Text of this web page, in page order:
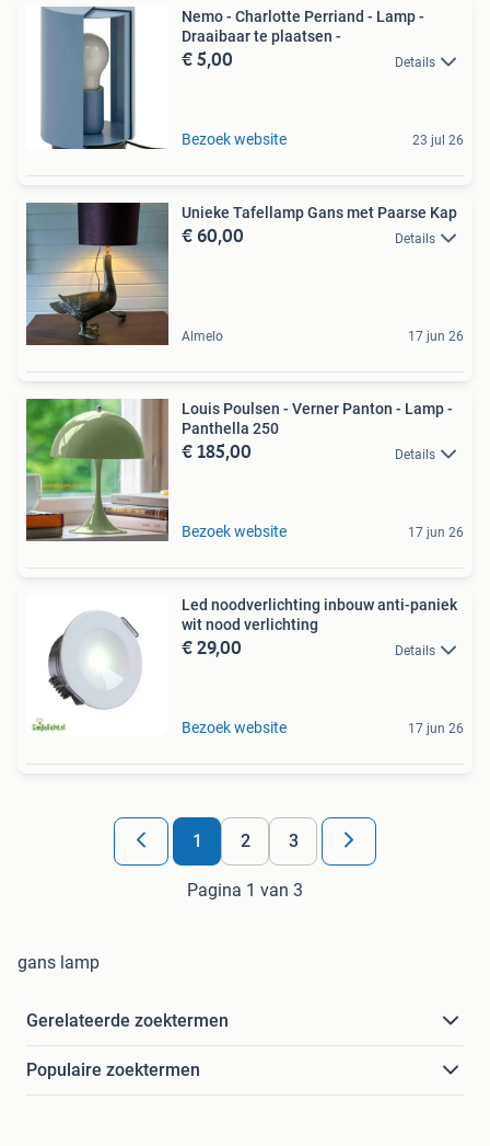
Nemo - Charlotte Perriand - Lamp -
Draaibaar te plaatsen -
€ 5,00 Details
Bezoek website 23 jul 26
Unieke Tafellamp Gans met Paarse Kap
€ 60,00 Details
Almelo 17 jun 26
Louis Poulsen - Verner Panton - Lamp -
Panthella 250
€ 185,00 Details
Bezoek website 17 jun 26
Led noodverlichting inbouw anti-paniek
wit nood verlichting
€ 29,00 Details
Bezoek website 17 jun 26
1 2 3
Pagina 1 van 3
gans lamp
Gerelateerde zoektermen
Populaire zoektermen